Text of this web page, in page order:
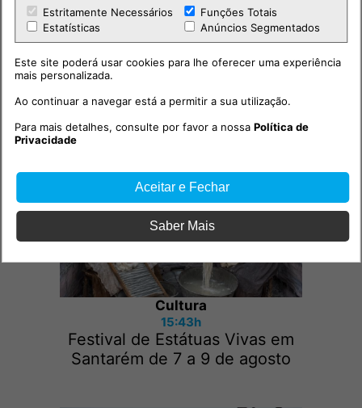
Outras notícias
Cultura
15:43h
Festival de Estátuas Vivas em
Santarém de 7 a 9 de agosto
Estritamente Necessários
Funções Totais
Estatísticas
Anúncios Segmentados
Este site poderá usar cookies para lhe oferecer uma experiência
mais personalizada.
Ao continuar a navegar está a permitir a sua utilização.
Para mais detalhes, consulte por favor a nossaPolítica de
Privacidade
Aceitar e Fechar
Saber Mais